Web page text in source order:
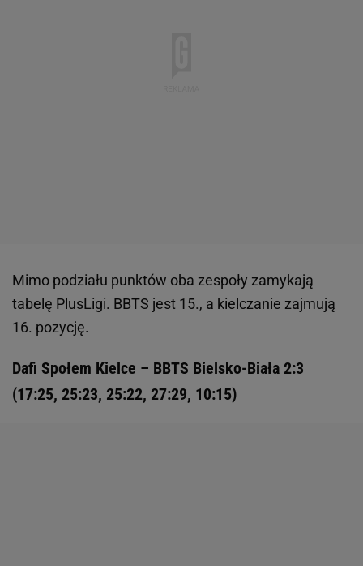
Mimo podziału punktów oba zespoły zamykają
tabelę PlusLigi. BBTS jest 15., a kielczanie zajmują
16. pozycję.
Dafi Społem Kielce – BBTS Bielsko-Biała 2:3
(17:25, 25:23, 25:22, 27:29, 10:15)